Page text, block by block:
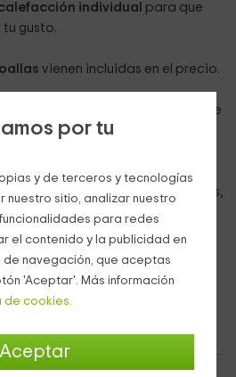
por tu
y de terceros y tecnologías
nuestro sitio, analizar nuestro
para redes
el contenido y la publicidad en
de navegación, que aceptas
'Aceptar'. Más información
de cookies.
Aceptar
individual
para que
gusto.
vienen incluidas en el precio.
la
a la que
por esatr alojado en
animalestambién son bienvenidos,
disfrutar de unas vacaciones
Rurales Málaga